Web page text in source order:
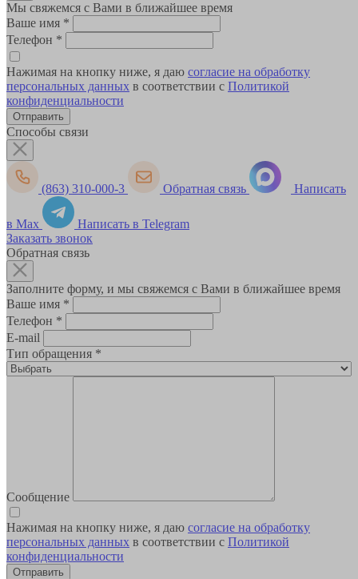
Мы свяжемся с Вами в ближайшее время
Ваше имя *
Телефон *
Нажимая на кнопку ниже, я даю согласие на обработку
персональных данных в соответствии с Политикой
конфиденциальности
Способы связи
(863) 310-000-3 Обратная связь Написать
в Max
Написать в Telegram
Заказать звонок
Обратная связь
Заполните форму, и мы свяжемся с Вами в ближайшее время
Ваше имя *
Телефон *
E-mail
Тип обращения *
Сообщение
Нажимая на кнопку ниже, я даю согласие на обработку
персональных данных в соответствии с Политикой
конфиденциальности